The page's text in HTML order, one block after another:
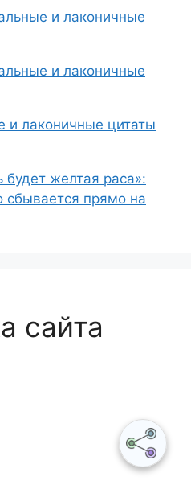
и лаконичные
и лаконичные
и лаконичные цитаты
будет желтая раса»:
сбывается прямо на
сайта